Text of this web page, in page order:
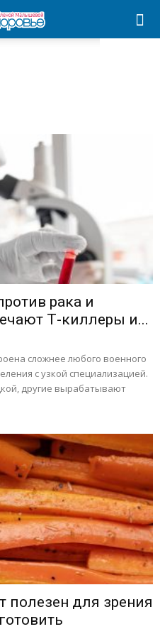
рака и
Т-киллеры и...
сложнее любого военного
с узкой специализацией.
другие вырабатывают
полезен для зрения